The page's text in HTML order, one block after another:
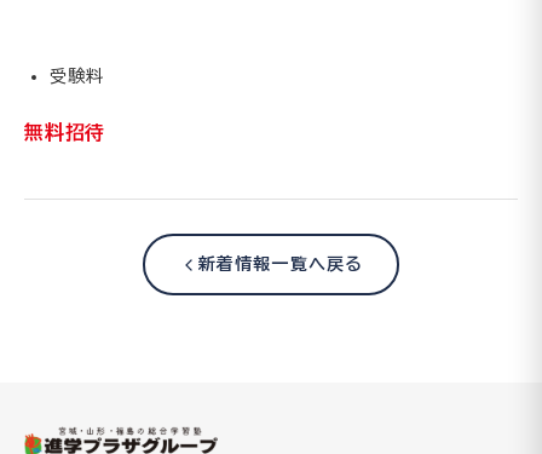
受験料
無料招待
新着情報一覧へ戻る